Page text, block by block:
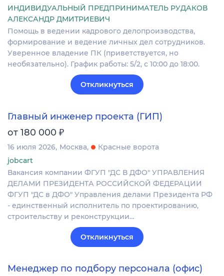
ИНДИВИДУАЛЬНЫЙ ПРЕДПРИНИМАТЕЛЬ РУДАКОВ
АЛЕКСАНДР ДМИТРИЕВИЧ
Помощь в ведении кадрового делопроизводства,
формирование и ведение личных дел сотрудников.
Уверенное владение ПК (приветствуется, но
необязательно). График работы: 5/2, с 10:00 до 18:00.
Откликнуться
Главный инженер проекта (ГИП)
от 180 000 ₽
16 июля 2026 Москва
Красные ворота
jobcart
Вакансия компании ФГУП "ДС В ДФО" УПРАВЛЕНИЯ
ДЕЛАМИ ПРЕЗИДЕНТА РОССИЙСКОЙ ФЕДЕРАЦИИ
ФГУП "ДС в ДФО" Управления делами Президента РФ
- единственный исполнитель по проектированию,
строительству и реконструкции…
Откликнуться
Менеджер по подбору персонала (офис)